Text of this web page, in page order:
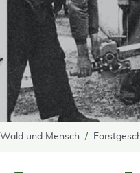
Wald und Mensch